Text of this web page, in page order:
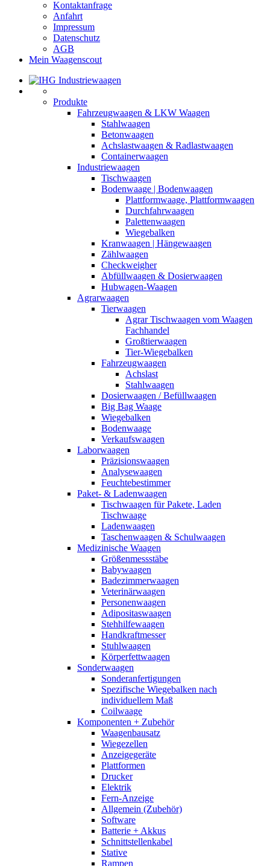
Kontaktanfrage
Anfahrt
Impressum
Datenschutz
AGB
Mein Waagenscout
Produkte
Fahrzeugwaagen & LKW Waagen
Stahlwaagen
Betonwaagen
Achslastwaagen & Radlastwaagen
Containerwaagen
Industriewaagen
Tischwaagen
Bodenwaage | Bodenwaagen
Plattformwaage, Plattformwaagen
Durchfahrwaagen
Palettenwaagen
Wiegebalken
Kranwaagen | Hängewaagen
Zählwaagen
Checkweigher
Abfüllwaagen & Dosierwaagen
Hubwagen-Waagen
Agrarwaagen
Tierwaagen
Agrar Tischwaagen vom Waagen
Fachhandel
Großtierwaagen
Tier-Wiegebalken
Fahrzeugwaagen
Achslast
Stahlwaagen
Dosierwaagen / Befüllwaagen
Big Bag Waage
Wiegebalken
Bodenwaage
Verkaufswaagen
Laborwaagen
Präzisionswaagen
Analysewaagen
Feuchtebestimmer
Paket- & Ladenwaagen
Tischwaagen für Pakete, Laden
Tischwaage
Ladenwaagen
Taschenwaagen & Schulwaagen
Medizinische Waagen
Größenmessstäbe
Babywaagen
Badezimmerwaagen
Veterinärwaagen
Personenwaagen
Adipositaswaagen
Stehhilfewaagen
Handkraftmesser
Stuhlwaagen
Körperfettwaagen
Sonderwaagen
Sonderanfertigungen
Spezifische Wiegebalken nach
individuellem Maß
Coilwaage
Komponenten + Zubehör
Waagenbausatz
Wiegezellen
Anzeigegeräte
Plattformen
Drucker
Elektrik
Fern-Anzeige
Allgemein (Zubehör)
Software
Batterie + Akkus
Schnittstellenkabel
Stative
Rampen